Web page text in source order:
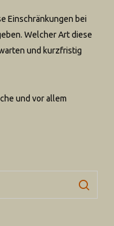
Einschränkungen bei
Welcher Art diese
und kurzfristig
und vor allem